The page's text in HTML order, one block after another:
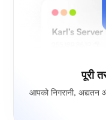
पूरी
आपको निगरानी, अद्यतन